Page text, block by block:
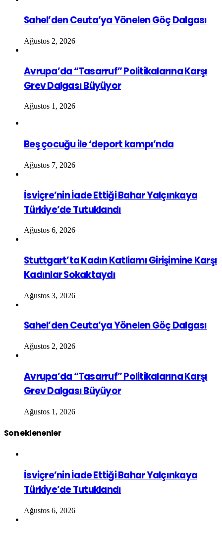
Sahel’den Ceuta’ya Yönelen Göç Dalgası
Ağustos 2, 2026
Avrupa’da “Tasarruf” Politikalarına Karşı
Grev Dalgası Büyüyor
Ağustos 1, 2026
Beş çocuğu ile ‘deport kampı’nda
Ağustos 7, 2026
İsviçre’nin İade Ettiği Bahar Yalçınkaya
Türkiye’de Tutuklandı
Ağustos 6, 2026
Stuttgart’ta Kadın Katliamı Girişimine Karşı
Kadınlar Sokaktaydı
Ağustos 3, 2026
Sahel’den Ceuta’ya Yönelen Göç Dalgası
Ağustos 2, 2026
Avrupa’da “Tasarruf” Politikalarına Karşı
Grev Dalgası Büyüyor
Ağustos 1, 2026
Son eklenenler
İsviçre’nin İade Ettiği Bahar Yalçınkaya
Türkiye’de Tutuklandı
Ağustos 6, 2026